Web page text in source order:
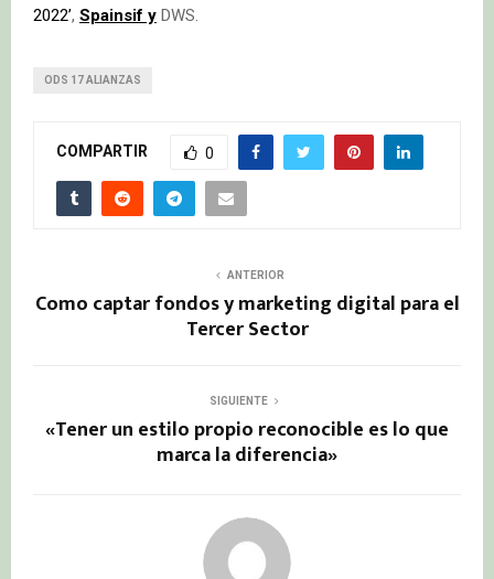
2022’, Spainsif y DWS.
ODS 17 ALIANZAS
COMPARTIR 0
ANTERIOR
Como captar fondos y marketing digital para el
Tercer Sector
SIGUIENTE
«Tener un estilo propio reconocible es lo que
marca la diferencia»